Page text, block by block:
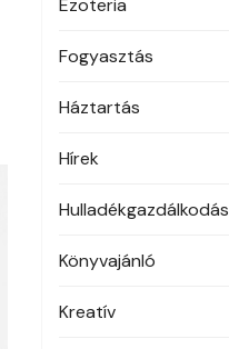
Fogyasztás
Háztartás
Hírek
Hulladékgazdálkodás
Könyvajánló
Kreatív